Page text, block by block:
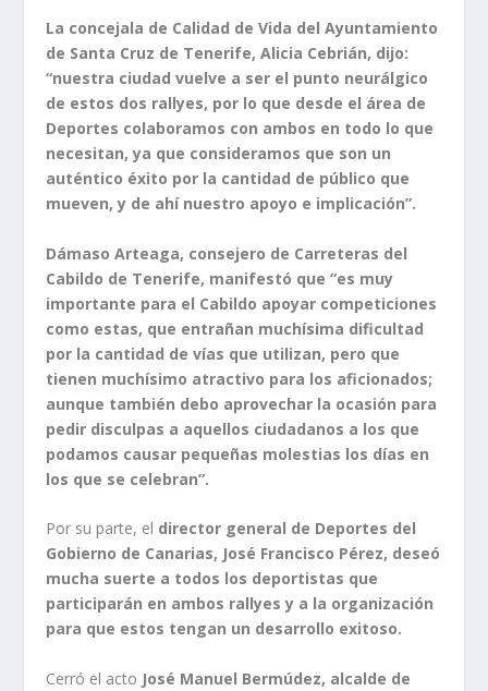
La concejala de Calidad de Vida del Ayuntamiento
de Santa Cruz de Tenerife, Alicia Cebrián, dijo:
“nuestra ciudad vuelve a ser el punto neurálgico
de estos dos rallyes, por lo que desde el área de
Deportes colaboramos con ambos en todo lo que
necesitan, ya que consideramos que son un
auténtico éxito por la cantidad de público que
mueven, y de ahí nuestro apoyo e implicación”.
Dámaso Arteaga, consejero de Carreteras del
Cabildo de Tenerife, manifestó que “es muy
importante para el Cabildo apoyar competiciones
como estas, que entrañan muchísima dificultad
por la cantidad de vías que utilizan, pero que
tienen muchísimo atractivo para los aficionados;
aunque también debo aprovechar la ocasión para
pedir disculpas a aquellos ciudadanos a los que
podamos causar pequeñas molestias los días en
los que se celebran”.
Por su parte, el director general de Deportes del
Gobierno de Canarias, José Francisco Pérez, deseó
mucha suerte a todos los deportistas que
participarán en ambos rallyes y a la organización
para que estos tengan un desarrollo exitoso.
Cerró el acto José Manuel Bermúdez, alcalde de